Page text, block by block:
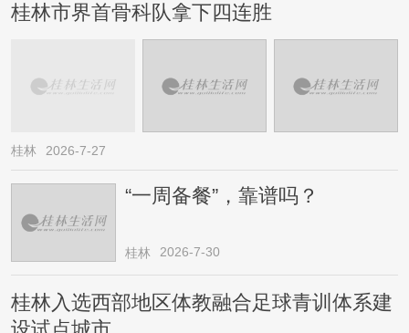
桂林市界首骨科队拿下四连胜
桂林 2026-7-27
“一周备餐”，靠谱吗？
桂林 2026-7-30
桂林入选西部地区体教融合足球青训体系建